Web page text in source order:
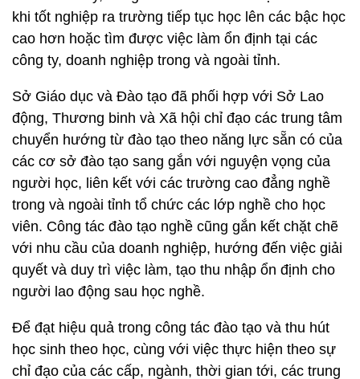
khi tốt nghiệp ra trường tiếp tục học lên các bậc học
cao hơn hoặc tìm được việc làm ổn định tại các
công ty, doanh nghiệp trong và ngoài tỉnh.
Sở Giáo dục và Đào tạo đã phối hợp với Sở Lao
động, Thương binh và Xã hội chỉ đạo các trung tâm
chuyển hướng từ đào tạo theo năng lực sẵn có của
các cơ sở đào tạo sang gắn với nguyện vọng của
người học, liên kết với các trường cao đẳng nghề
trong và ngoài tỉnh tổ chức các lớp nghề cho học
viên. Công tác đào tạo nghề cũng gắn kết chặt chẽ
với nhu cầu của doanh nghiệp, hướng đến việc giải
quyết và duy trì việc làm, tạo thu nhập ổn định cho
người lao động sau học nghề.
Để đạt hiệu quả trong công tác đào tạo và thu hút
học sinh theo học, cùng với việc thực hiện theo sự
chỉ đạo của các cấp, ngành, thời gian tới, các trung